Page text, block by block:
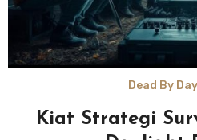
Dead By
Kiat Strategi